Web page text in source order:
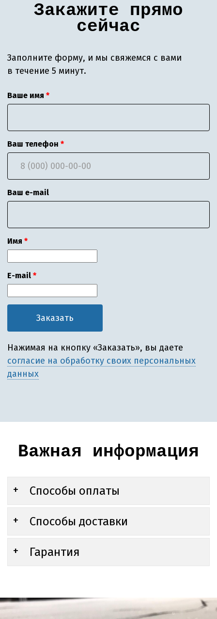
Закажите прямо
сейчас
Заполните форму, и мы свяжемся с вами
в течение 5 минут.
Ваше имя
Ваш телефон
Ваш e-mail
Имя
E-mail
Нажимая на кнопку «Заказать», вы даете
согласие на обработку своих персональных
данных
Важная информация
Способы оплаты
Способы доставки
Гарантия